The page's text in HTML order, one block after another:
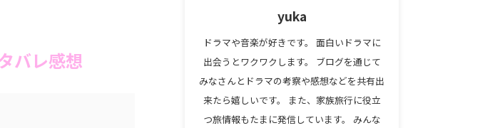
バレ感想
yuka
ドラマや音楽が好きです。 面白いドラマに
出会うとワクワクします。 ブログを通じて
みなさんとドラマの考察や感想などを共有出
来たら嬉しいです。 また、家族旅行に役立
つ旅情報もたまに発信しています。 みんな